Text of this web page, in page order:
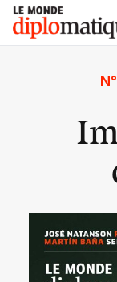
Skip
content
Le monde